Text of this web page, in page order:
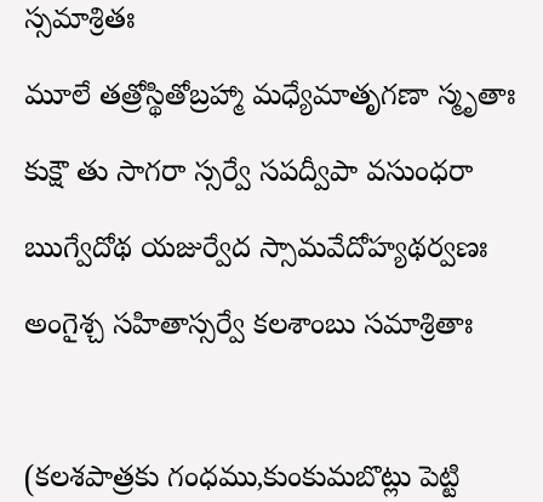
స్సమాశ్రితః
మూలే తత్రోస్థితోబ్రహ్మా మధ్యేమాతృగణా స్మృతాః
కుక్షౌ తు సాగరా స్సర్వే సప్తద్వీపా వసుంధరా
ఋగ్వేదోథ యజుర్వేద స్సామవేదోహ్యథర్వణః
అంగైశ్చ సహితాస్సర్వే కలశాంబు సమాశ్రితాః
(కలశపాత్రకు గంధము,కుంకుమబొట్లు పెట్టి